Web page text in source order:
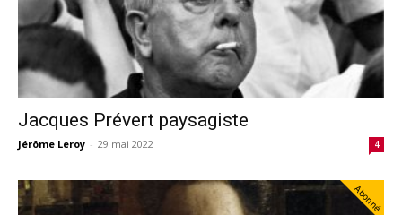
Jacques Prévert paysagiste
Jérôme Leroy - 29 mai 2022 4
Abonné